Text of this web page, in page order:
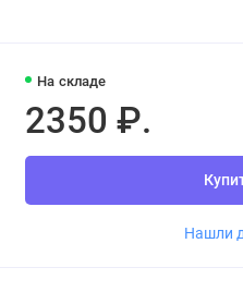
На складе
2350 ₽.
Нашли